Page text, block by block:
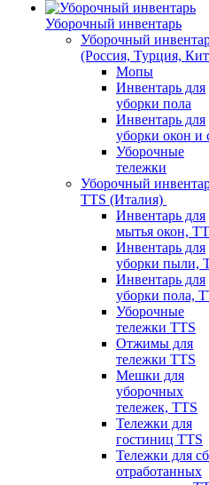
Уборочный инвентарь
Уборочный
(Россия, Турция,
Мопы
Инвентарь для
уборки пола
Инвентарь для
уборки окон и
Уборочные
тележки
Уборочный
TTS (Италия)
Инвентарь для
мытья окон,
Инвентарь для
уборки пыли,
Инвентарь для
уборки пола,
Уборочные
тележки TTS
Отжимы для
тележки TTS
Мешки для
уборочных
тележек, TTS
Тележки для
гостиниц TTS
Тележки для
отработанных